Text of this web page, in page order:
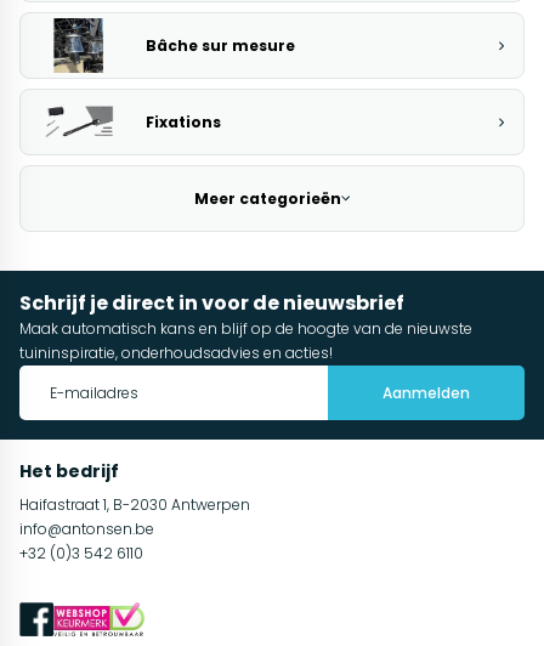
Bâche sur mesure
Fixations
Meer categorieën
Schrijf je direct in voor de nieuwsbrief
Maak automatisch kans en blijf op de hoogte van de nieuwste
tuininspiratie, onderhoudsadvies en acties!
Aanmelden
Het bedrijf
Haifastraat 1, B-2030 Antwerpen
info@antonsen.be
+32 (0)3 542 6110